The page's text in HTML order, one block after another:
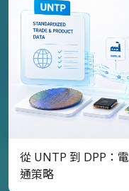
從 UNTP 到 DPP：
通策略